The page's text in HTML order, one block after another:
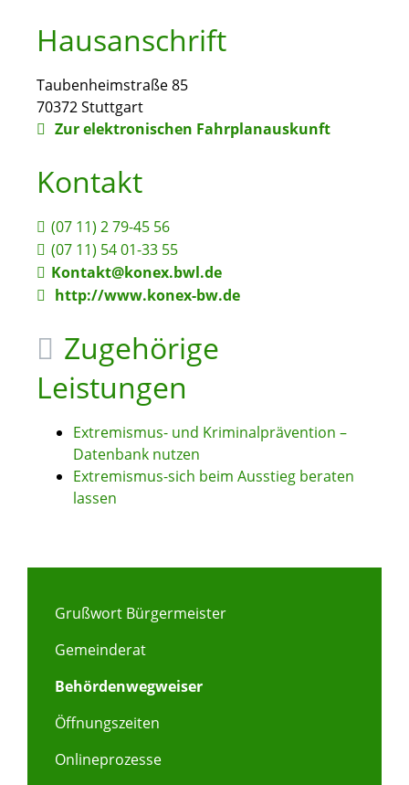
Hausanschrift
Taubenheimstraße 85
70372Stuttgart
Zur elektronischen Fahrplanauskunft
Kontakt
(07 11) 2 79-45 56
(07 11) 54 01-33 55
Kontakt@konex.bwl.de
http://www.konex-bw.de
Zugehörige
Leistungen
Extremismus- und Kriminalprävention –
Datenbank nutzen
Extremismus-sich beim Ausstieg beraten
lassen
Grußwort Bürgermeister
Gemeinderat
Behördenwegweiser
Öffnungszeiten
Onlineprozesse